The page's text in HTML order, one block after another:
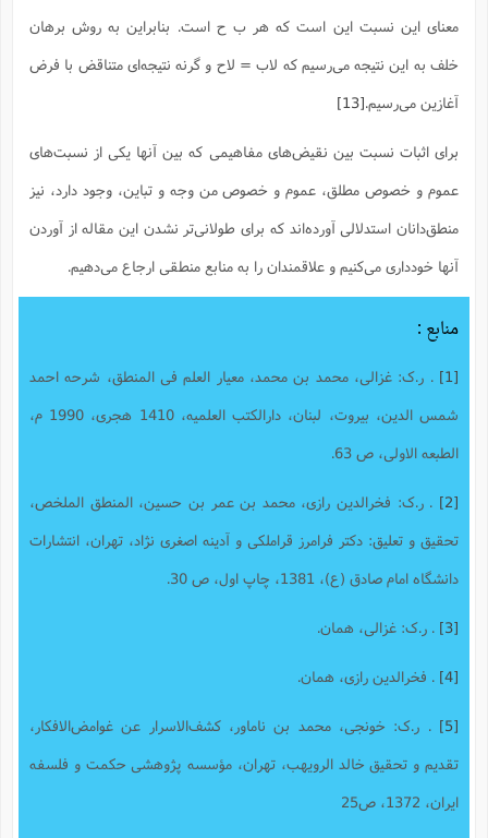
معنای این نسبت این است که هر ب ح است. بنابراین به روش برهان
خلف به این نتیجه می‌رسیم که لاب = لاح و گرنه نتیجه‌ای متناقض با فرض
آغازین می‌رسیم.[13]
برای اثبات نسبت بین نقیض‌های مفاهیمی که بین آنها یکی از نسبت‌های
عموم و خصوص مطلق، عموم و خصوص من وجه و تباین، وجود دارد، نیز
منطق‌دانان استدلالی آورده‌اند که برای طولانی‌تر نشدن این مقاله از آوردن
آنها خودداری می‌کنیم و علاقمندان را به منابع منطقی ارجاع می‌دهیم.
منابع :
. ر.ک: غزالی، محمد بن محمد، معیار العلم فی المنطق، شرحه احمد
شمس الدین، بیروت، لبنان، دارالکتب العلمیه، 1410 هجری، 1990 م،
الطبعه الاولی، ص 63.
. ر.ک: فخرالدین رازی، محمد بن عمر بن حسین، المنطق الملخص،
تحقیق و تعلیق: دکتر فرامرز قراملکی و آدینه اصغری نژاد، تهران، انتشارات
دانشگاه امام صادق (ع)، 1381، چاپ اول، ص 30.
. ر.ک: غزالی، همان.
. فخرالدین رازی، همان.
. ر.ک: خونجی، محمد بن ناماور، کشف‌الاسرار عن غوامض‌الافکار‌‫،
تقدیم و تحقیق خالد الرویهب، تهران، مؤسسه پژوهشی حکمت و فلسفه
ایران، 1372، ص25